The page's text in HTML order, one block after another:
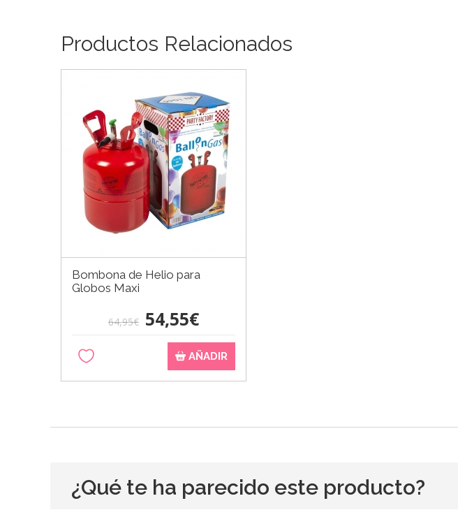
Productos Relacionados
Bombona de Helio para
Globos Maxi
64,95€ 54,55€
AÑADIR
¿Qué te ha parecido este producto?